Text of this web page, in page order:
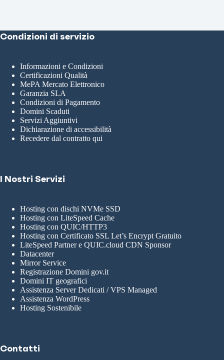
Condizioni di servizio
Informazioni e Condizioni
Certificazioni Qualità
MePA Mercato Elettronico
Garanzia SLA
Condizioni di Pagamento
Domini Scaduti
Servizi Aggiuntivi
Dichiarazione di accessibilità
Recedere dal contratto qui
I Nostri Servizi
Hosting con dischi NVMe SSD
Hosting con LiteSpeed Cache
Hosting con QUIC/HTTP3
Hosting con Certificato SSL Let’s Encrypt Gratuito
LiteSpeed Partner e QUIC.cloud CDN Sponsor
Datacenter
Mirror Service
Registrazione Domini gov.it
Domini IT geografici
Assistenza Server Dedicati / VPS Managed
Assistenza WordPress
Hosting Sostenibile
Contatti